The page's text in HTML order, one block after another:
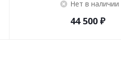
Нет в наличии
44 500 ₽